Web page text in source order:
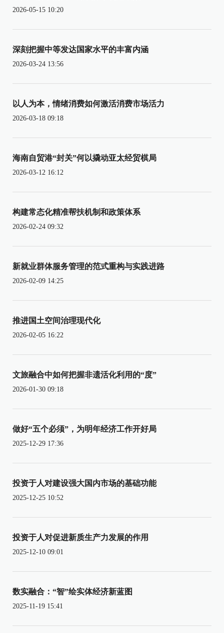
2026-05-15 10:20
深刻把握中等发达国家水平的丰富内涵
2026-03-24 13:56
以人为本，情绪消费如何激活消费市场活力
2026-03-18 09:18
海南自贸港“封关”何以撬动亚太经贸棋局
2026-03-12 16:12
构建常态化精准帮扶机制和政策体系
2026-02-24 09:32
新就业群体服务管理的范式重构与实践进路
2026-02-09 14:25
推进国土空间治理现代化
2026-02-05 16:22
文旅融合中如何把握非遗活化利用的“度”
2026-01-30 09:18
做好“五个必须”，为明年经济工作开好局
2025-12-29 17:36
投资于人对建设强大国内市场的基础功能
2025-12-25 10:52
投资于人对促进新质生产力发展的作用
2025-12-10 09:01
数实融合：“智”绘实体经济新蓝图
2025-11-19 15:41